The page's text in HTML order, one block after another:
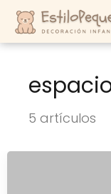
5 artículos